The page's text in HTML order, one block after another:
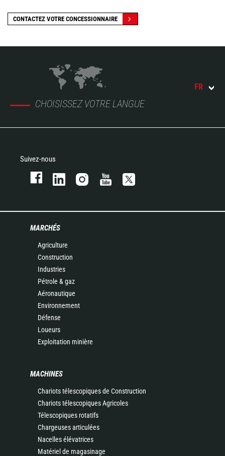
CONTACTEZ VOTRE CONCESSIONNAIRE
CHOISISSEZ VOTRE LANGUE
FR
Suivez-nous
MARCHÉS
Agriculture
Construction
Industries
Pétrole & gaz
Aéronautique
Environnement
Défense
Loueurs
Exploitation minière
MACHINES
Chariots télescopiques de Construction
Chariots télescopiques Agricoles
Télescopiques rotatifs
Chargeuses articulées
Nacelles élévatrices
Matériel de magasinage